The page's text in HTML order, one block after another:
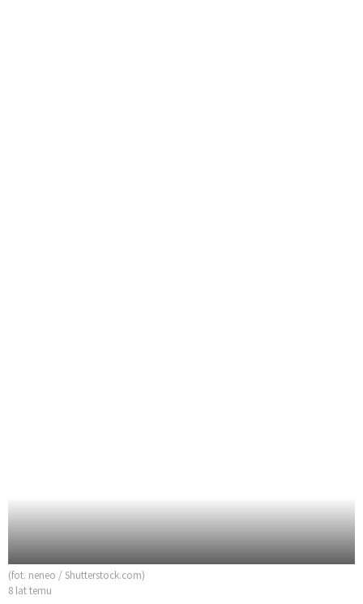
(fot. neneo / Shutterstock.com)
8 lat temu